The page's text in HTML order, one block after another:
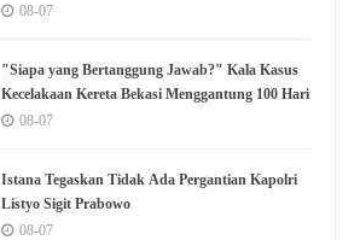
08-07
"Siapa yang Bertanggung Jawab?" Kala Kasus
Kecelakaan Kereta Bekasi Menggantung 100 Hari
08-07
Istana Tegaskan Tidak Ada Pergantian Kapolri
Listyo Sigit Prabowo
08-07